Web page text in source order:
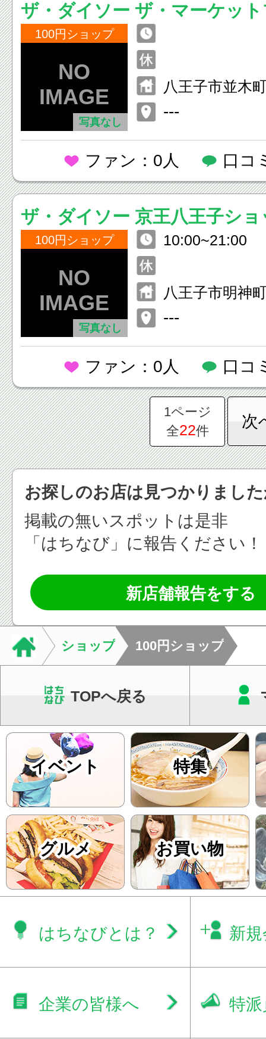
ザ・ダイソー ザ・マーケッ
王子店
100円ショップ
写真なし
八王子市並木
---
ファン：0人 口コ
ザ・ダイソー 京王八王子シ
ンター店
100円ショップ
写真なし
10:00~21:00
八王子市明神
---
ファン：0人 口コ
1ページ
全22件
次
お探しのお店は見つかりまし
掲載の無いスポットは是非
「はちなび」に報告ください！
新店舗報告をする
ショップ 100円ショップ
TOPへ戻る
イベント 特集
グルメ お買い物
はちなびとは？ 新
企業の皆様へ 特